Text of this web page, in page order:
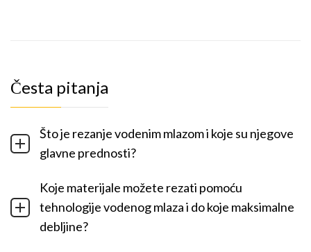
Česta pitanja
Što je rezanje vodenim mlazom i koje su njegove
glavne prednosti?
Koje materijale možete rezati pomoću
tehnologije vodenog mlaza i do koje maksimalne
debljine?